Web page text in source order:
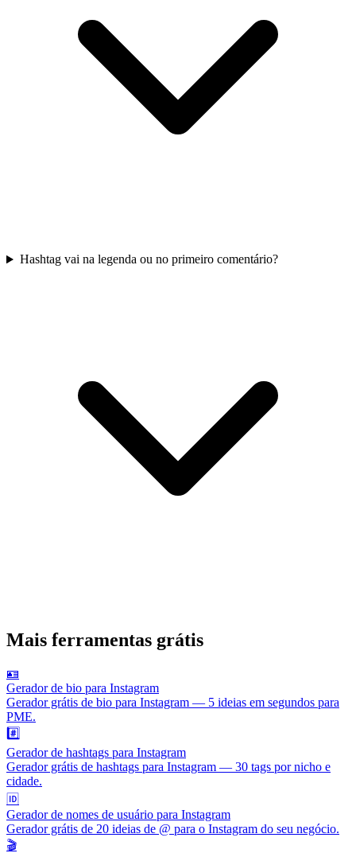
Hashtag vai na legenda ou no primeiro comentário?
Mais ferramentas grátis
🪪
Gerador de bio para Instagram
Gerador grátis de bio para Instagram — 5 ideias em segundos para
PME.
#️⃣
Gerador de hashtags para Instagram
Gerador grátis de hashtags para Instagram — 30 tags por nicho e
cidade.
🆔
Gerador de nomes de usuário para Instagram
Gerador grátis de 20 ideias de @ para o Instagram do seu negócio.
🎬